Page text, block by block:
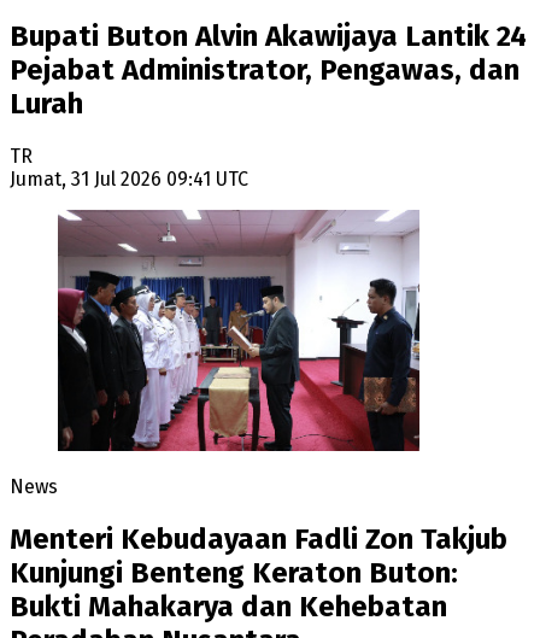
Bupati Buton Alvin Akawijaya Lantik 24
Pejabat Administrator, Pengawas, dan
Lurah
TR
Jumat, 31 Jul 2026 09:41 UTC
News
Menteri Kebudayaan Fadli Zon Takjub
Kunjungi Benteng Keraton Buton:
Bukti Mahakarya dan Kehebatan